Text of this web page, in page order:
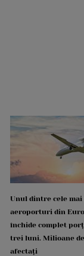
Unul dintre cele
aeroporturi din
închide complet
trei luni. Milioane
afectați